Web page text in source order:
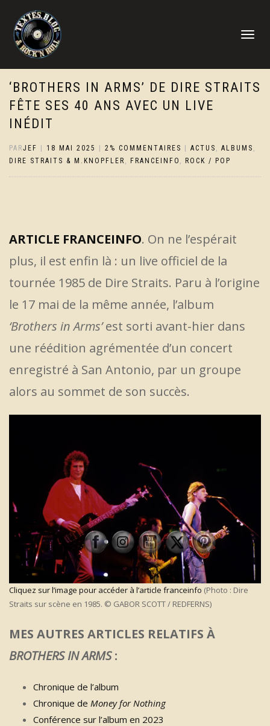
DÉPLIER
‘BROTHERS IN ARMS’ DE DIRE STRAITS
FÊTE SES 40 ANS AVEC UN LIVE
INÉDIT
PARJEF 18 MAI 2025 2% COMMENTAIRES ACTUS , ALBUMS ,
DIRE STRAITS & M.KNOPFLER , FRANCEINFO , ROCK / POP
ARTICLE FRANCEINFO. On ne l’espérait
plus, il est enfin là : un live officiel de la
tournée 1985 de Dire Straits. Paru à l’origine
le 17 mai de la même année, l’album
‘Brothers in Arms’est sorti avant-hier dans
une réédition agrémentée d’un concert
enregistré à San Antonio, par un groupe
alors au sommet de son succès.
Cliquez sur l’image pour accéder à l’article franceinfo (Photo : Dire
Straits sur scène en 1985. © GABOR SCOTT / REDFERNS)
MES AUTRES ARTICLES RELATIFS À
BROTHERS IN ARMS:
Chronique de l’album
Chronique de Money for Nothing
Conférence sur l’album en 2023